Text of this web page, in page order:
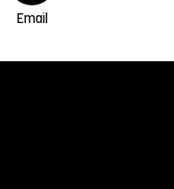
Email